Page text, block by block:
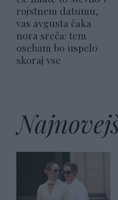
rojstnem datumu,
vas avgusta čaka
nora sreča: tem
osebam bo uspelo
skoraj vse